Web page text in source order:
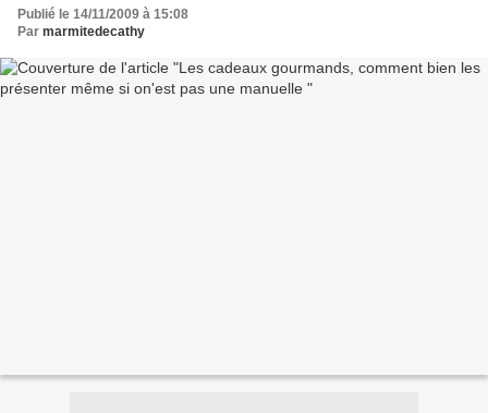
Publié le 14/11/2009 à 15:08
Par marmitedecathy